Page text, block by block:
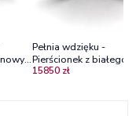
Pełnia wdzięku -
Pierścionek z białego
złota, próba 585,
15850 zł